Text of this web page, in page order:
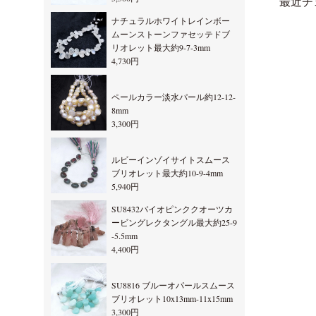
ナチュラルホワイトレインボー
ムーンストーンファセッテドブ
リオレット最大約9-7-3mm
4,730円
ペールカラー淡水パール約12-12-
8mm
3,300円
ルビーインゾイサイトスムース
ブリオレット最大約10-9-4mm
5,940円
SU8432バイオピンククオーツカ
ービングレクタングル最大約25-9
-5.5mm
4,400円
SU8816 ブルーオパールスムース
ブリオレット10x13mm-11x15mm
3,300円